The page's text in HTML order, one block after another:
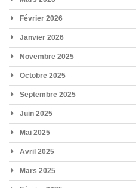
Février 2026
Janvier 2026
Novembre 2025
Octobre 2025
Septembre 2025
Juin 2025
Mai 2025
Avril 2025
Mars 2025